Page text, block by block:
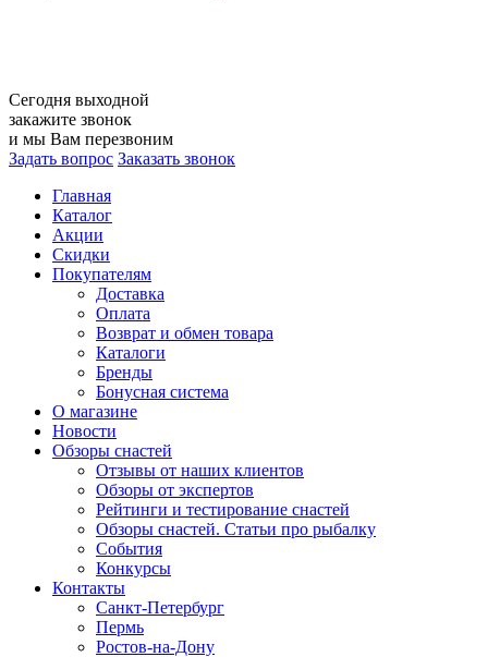
Сегодня выходной
закажите звонок
и мы Вам перезвоним
Задать вопрос Заказать звонок
Главная
Каталог
Акции
Скидки
Покупателям
Доставка
Оплата
Возврат и обмен товара
Каталоги
Бренды
Бонусная система
О магазине
Новости
Обзоры снастей
Отзывы от наших клиентов
Обзоры от экспертов
Рейтинги и тестирование снастей
Обзоры снастей. Статьи про рыбалку
События
Конкурсы
Контакты
Санкт-Петербург
Пермь
Ростов-на-Дону